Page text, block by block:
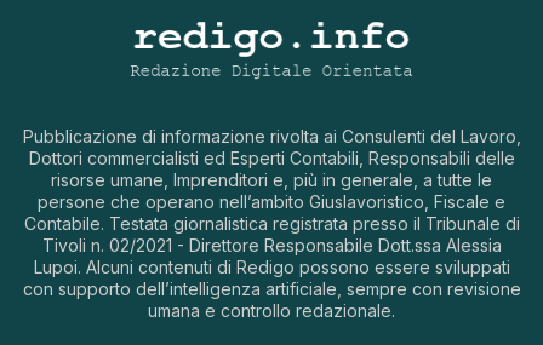
Pubblicazione di informazione rivolta ai Consulenti del Lavoro,
Dottori commercialisti ed Esperti Contabili, Responsabili delle
risorse umane, Imprenditori e, più in generale, a tutte le
persone che operano nell’ambito Giuslavoristico, Fiscale e
Contabile. Testata giornalistica registrata presso il Tribunale di
Tivoli n. 02/2021 - Direttore Responsabile Dott.ssa Alessia
Lupoi. Alcuni contenuti di Redigo possono essere sviluppati
con supporto dell’intelligenza artificiale, sempre con revisione
umana e controllo redazionale.